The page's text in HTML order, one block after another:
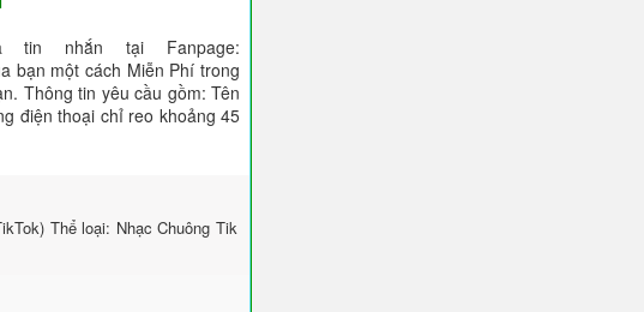
nhắn tại Fanpage:
bạn một cách Miễn Phí trong
Thông tin yêu cầu gồm: Tên
điện thoại chỉ reo khoảng 45
Thể loại: Nhạc Chuông Tik